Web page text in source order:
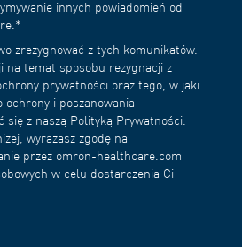
innych powiadomień od
*
zrezygnować z tych komunikatów.
na temat sposobu rezygnacji z
prywatności oraz tego, w jaki
ochrony i poszanowania
się z naszą Polityką Prywatności.
wyrażasz zgodę na
przez omron-healthcare.com
w celu dostarczenia Ci